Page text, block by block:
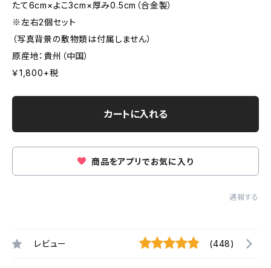
たて6cm×よこ3cm×厚み0.5cm（合金製）
※左右2個セット
（写真背景の敷物類は付属しません）
原産地：貴州（中国）
￥1,800+税
カートに入れる
商品をアプリでお気に入り
通報する
レビュー (448)